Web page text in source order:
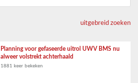
uitgebreid zoeken
Planning voor gefaseerde uitrol UWV BMS nu
alweer volstrekt achterhaald
1881 keer bekeken